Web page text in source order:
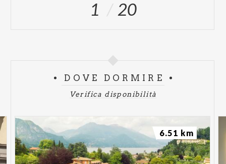
1 20
DOVE DORMIRE
Verifica disponibilità
6.51 km